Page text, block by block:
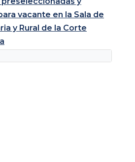
vacante en la Sala de
y Rural de la Corte